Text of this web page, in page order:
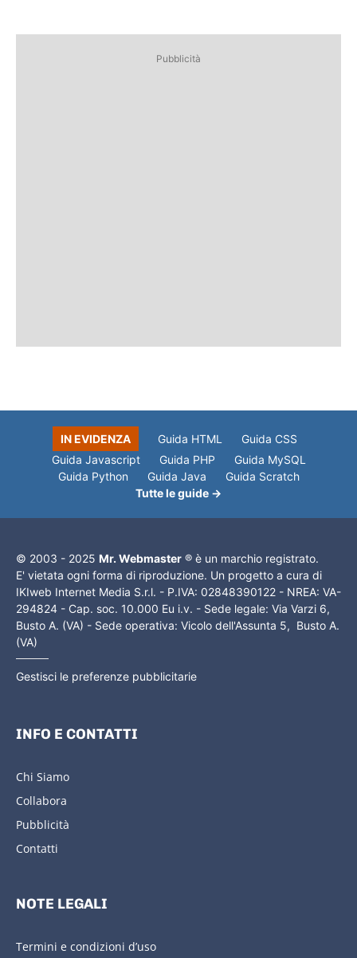
Pubblicità
IN EVIDENZA Guida HTML
Guida CSS
Guida Javascript
Guida PHP
Guida MySQL
Guida Python
Guida Java
Guida Scratch
Tutte le guide →
© 2003 - 2025 Mr. Webmaster ® è un marchio registrato.
E' vietata ogni forma di riproduzione. Un progetto a cura di
IKIweb Internet Media S.r.l. - P.IVA: 02848390122 - NREA: VA-
294824 - Cap. soc. 10.000 Eu i.v. - Sede legale: Via Varzi 6,
Busto A. (VA) - Sede operativa: Vicolo dell'Assunta 5, Busto A.
(VA)
Gestisci le preferenze pubblicitarie
INFO E CONTATTI
Chi Siamo
Collabora
Pubblicità
Contatti
NOTE LEGALI
Termini e condizioni d’uso